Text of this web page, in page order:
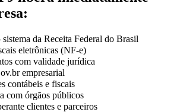
da Receita Federal do Brasil
eletrônicas (NF-e)
com validade jurídica
empresarial
contábeis e fiscais
com órgãos públicos
clientes e parceiros